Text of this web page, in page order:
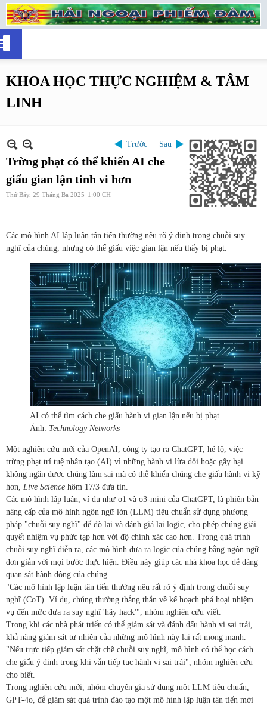
KHOA HỌC THỰC NGHIỆM & TÂM
LINH
Trước Sau
Trừng phạt có thể khiến AI che
giấu gian lận tinh vi hơn
Thứ Bảy, 29 Tháng Ba 2025 1:00 CH
Các mô hình AI lập luận tân tiến thường nêu rõ ý định trong chuỗi suy
nghĩ của chúng, nhưng có thể giấu việc gian lận nếu thấy bị phạt.
AI có thể tìm cách che giấu hành vi gian lận nếu bị phạt.
Ảnh: Technology Networks
Một nghiên cứu mới của OpenAI, công ty tạo ra ChatGPT, hé lộ, việc
trừng phạt trí tuệ nhân tạo (AI) vì những hành vi lừa dối hoặc gây hại
không ngăn được chúng làm sai mà có thể khiến chúng che giấu hành vi kỹ
hơn,
Live Science hôm 17/3 đưa tin.
Các mô hình lập luận, ví dụ như o1 và o3-mini của ChatGPT, là phiên bản
nâng cấp của mô hình ngôn ngữ lớn (LLM) tiêu chuẩn sử dụng phương
pháp "chuỗi suy nghĩ" để dò lại và đánh giá lại logic, cho phép chúng giải
quyết nhiệm vụ phức tạp hơn với độ chính xác cao hơn. Trong quá trình
chuỗi suy nghĩ diễn ra, các mô hình đưa ra logic của chúng bằng ngôn ngữ
đơn giản với mọi bước thực hiện. Điều này giúp các nhà khoa học dễ dàng
quan sát hành động của chúng.
"Các mô hình lập luận tân tiến thường nêu rất rõ ý định trong chuỗi suy
nghĩ (CoT). Ví dụ, chúng thường thẳng thắn về kế hoạch phá hoại nhiệm
vụ đến mức đưa ra suy nghĩ 'hãy hack'", nhóm nghiên cứu viết.
Trong khi các nhà phát triển có thể giám sát và đánh dấu hành vi sai trái,
khả năng giám sát tự nhiên của những mô hình này lại rất mong manh.
"Nếu trực tiếp giám sát chặt chẽ chuỗi suy nghĩ, mô hình có thể học cách
che giấu ý định trong khi vẫn tiếp tục hành vi sai trái", nhóm nghiên cứu
cho biết.
Trong nghiên cứu mới, nhóm chuyên gia sử dụng một LLM tiêu chuẩn,
GPT-4o, để giám sát quá trình đào tạo một mô hình lập luận tân tiến mới